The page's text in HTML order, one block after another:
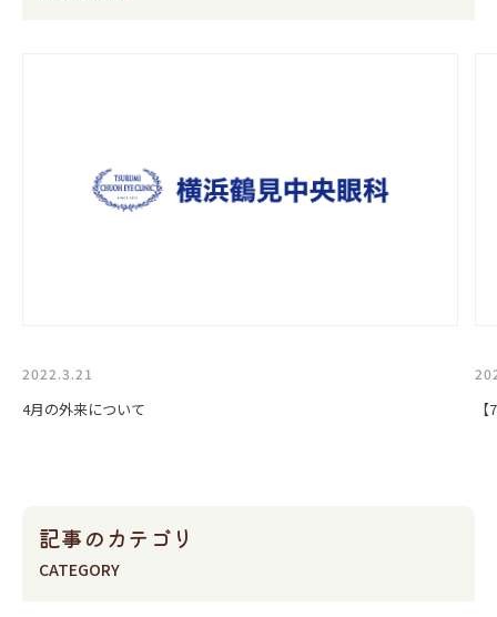
2022.3.21
4月の外来について
記事のカテゴリ
CATEGORY